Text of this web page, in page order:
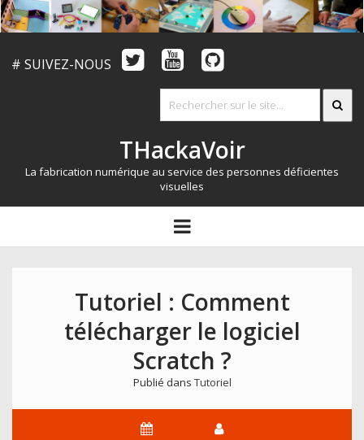
# SUIVEZ-NOUS
THackaVoir
La fabrication numérique au service des personnes déficientes
visuelles
ARTICLES
LE CONCOURS
RESSOURCES
CONTACT
open
menu
Tutoriel : Comment
télécharger le logiciel
Scratch ?
Publié dans Tutoriel